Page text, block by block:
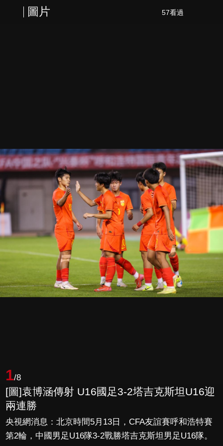
圖片 57看過
1/8
[圖]袁博涵傳射 U16國足3-2塔吉克斯坦U16迎
兩連勝
央視網消息：北京時間5月13日，CFA友誼賽呼和浩特賽
第2輪，中國男足U16隊3-2戰勝塔吉克斯坦男足U16隊。